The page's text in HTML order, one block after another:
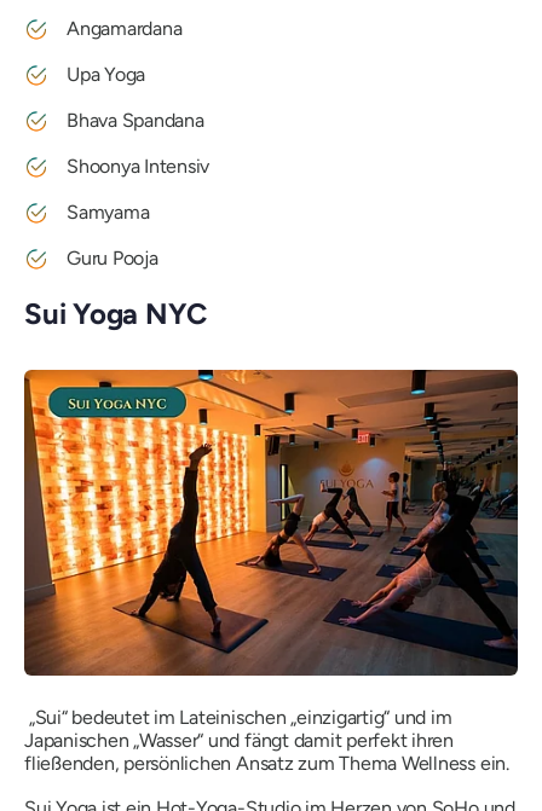
Angamardana
Upa Yoga
Bhava Spandana
Shoonya Intensiv
Samyama
Guru Pooja
Sui Yoga NYC
„Sui“ bedeutet im Lateinischen „einzigartig“ und im
Japanischen „Wasser“ und fängt damit perfekt ihren
fließenden, persönlichen Ansatz zum Thema Wellness ein.